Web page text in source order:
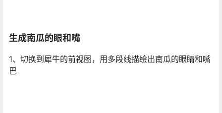
生成南瓜的眼和嘴
1、切换到犀牛的前视图，用多段线描绘出南瓜的眼睛和嘴
巴